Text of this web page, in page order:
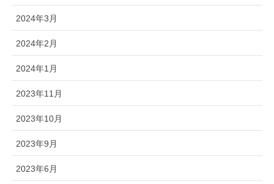
2024年3月
2024年2月
2024年1月
2023年11月
2023年10月
2023年9月
2023年6月